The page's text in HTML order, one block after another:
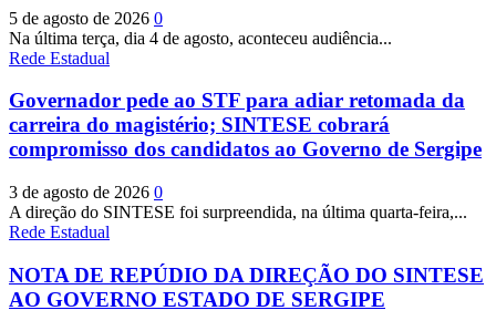
5 de agosto de 2026 0
Na última terça, dia 4 de agosto, aconteceu audiência...
Rede Estadual
Governador pede ao STF para adiar retomada da
carreira do magistério; SINTESE cobrará
compromisso dos candidatos ao Governo de Sergipe
3 de agosto de 2026 0
A direção do SINTESE foi surpreendida, na última quarta-feira,...
Rede Estadual
NOTA DE REPÚDIO DA DIREÇÃO DO SINTESE
AO GOVERNO ESTADO DE SERGIPE